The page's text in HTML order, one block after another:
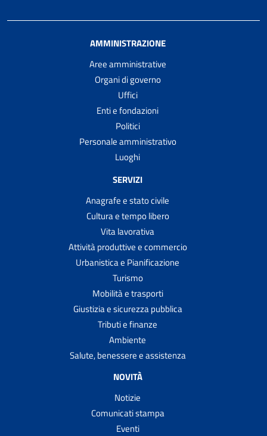
AMMINISTRAZIONE
Aree amministrative
Organi di governo
Uffici
Enti e fondazioni
Politici
Personale amministrativo
Luoghi
SERVIZI
Anagrafe e stato civile
Cultura e tempo libero
Vita lavorativa
Attività produttive e commercio
Urbanistica e Pianificazione
Turismo
Mobilità e trasporti
Giustizia e sicurezza pubblica
Tributi e finanze
Ambiente
Salute, benessere e assistenza
NOVITÀ
Notizie
Comunicati stampa
Eventi